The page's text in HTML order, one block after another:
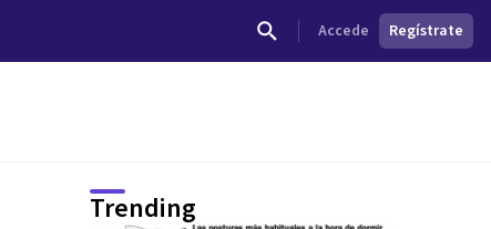
Accede Regístrate
Trending